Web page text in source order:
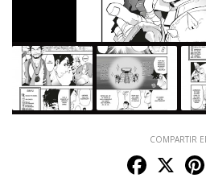
COMPARTIR
Facebook
X